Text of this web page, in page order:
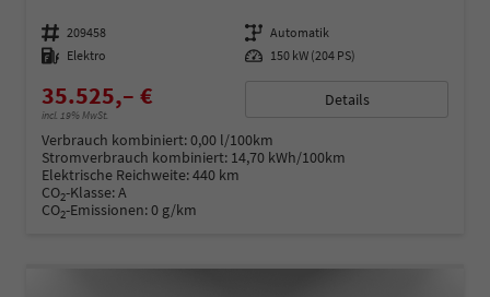
Fahrzeugnummer 209458 Getriebe Automatik
Kraftstoff Elektro Leistung 150 kW (204 PS)
35.525,– €
incl. 19% MwSt.
Details
Verbrauch kombiniert:0,00 l/100km
Stromverbrauch kombiniert: 14,70 kWh/100km
Elektrische Reichweite:440 km
CO2-Klasse:A
CO2-Emissionen:0 g/km